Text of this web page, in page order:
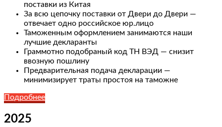
поставки из Китая
За всю цепочку поставки от Двери до Двери —
отвечает одно российское юр.лицо
Таможенным оформлением занимаются наши
лучшие декларанты
Граммотно подобраный код ТН ВЭД — снизит
ввозную пошлину
Предварительная подача декларации —
минимизирует траты простоя на таможне
Подробнее
2025